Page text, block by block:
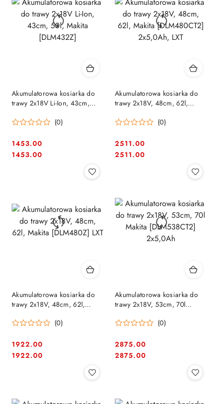
Akumulatorowa kosiarka do
trawy 2x18V Li-Ion, 43cm,
(0)
Cena:
1453.00
Cena:
1453.00
Akumulatorowa kosiarka do
trawy 2x18V, 48cm, 62l,
2x5,0Ah, LXT (0)
Cena:
2511.00
Cena:
2511.00
Akumulatorowa kosiarka do
trawy 2x18V, 48cm, 62l,
(0)
Cena:
1922.00
Cena:
1922.00
Akumulatorowa kosiarka do
trawy 2x18V, 53cm, 70l
(0)
Cena:
2875.00
Cena:
2875.00